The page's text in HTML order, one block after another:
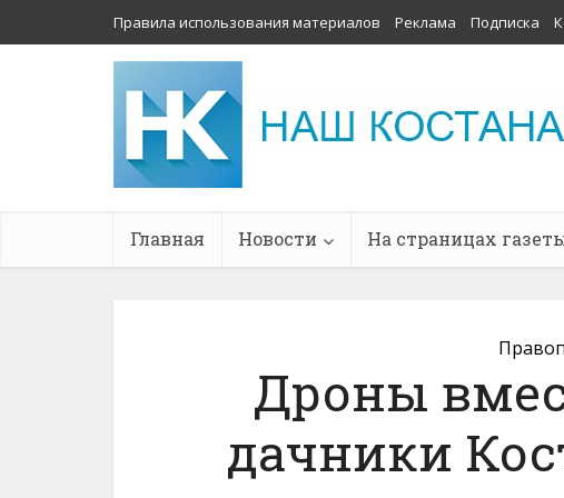
Правила использования материалов Реклама Подписка
Главная Новости На страницах
Дроны
дачники